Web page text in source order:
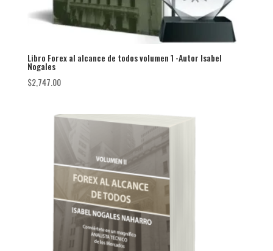
Libro Forex al alcance de todos volumen 1 -Autor Isabel
Nogales
$2,747.00